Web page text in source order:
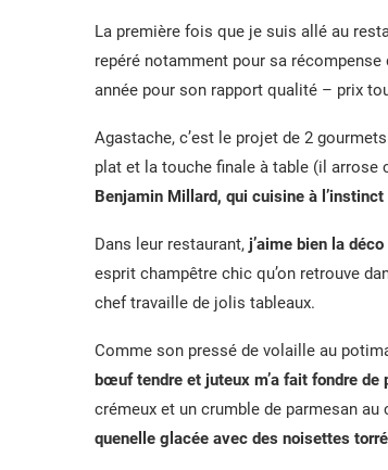
La première fois que je suis allé au
repéré notamment pour sa récompense
année pour son rapport qualité – prix
Agastache, c’est le projet de 2
plat et la touche finale à table (il arrose
Benjamin Millard, qui cuisine à
Dans leur restaurant, j’aime bien la
esprit champêtre chic qu’on retrouve
chef travaille de jolis tableaux.
Comme son pressé de volaille au
bœuf tendre et juteux m’a fait fondre de
crémeux et un crumble de parmesan
quenelle glacée avec des noisettes